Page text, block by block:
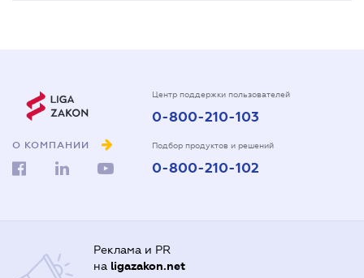
О КОМПАНИИ
Центр поддержки пользователей
0-800-210-103
Подбор продуктов и решений
0-800-210-102
Реклама и PR
на ligazakon.net